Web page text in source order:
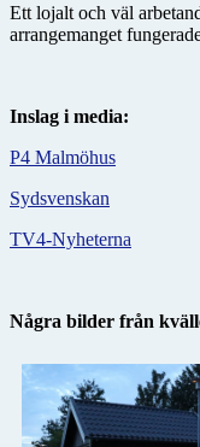
Ett lojalt och väl
arrangemanget
Inslag i media:
P4 Malmöhus
Sydsvenskan
TV4-Nyheterna
Några bilder från